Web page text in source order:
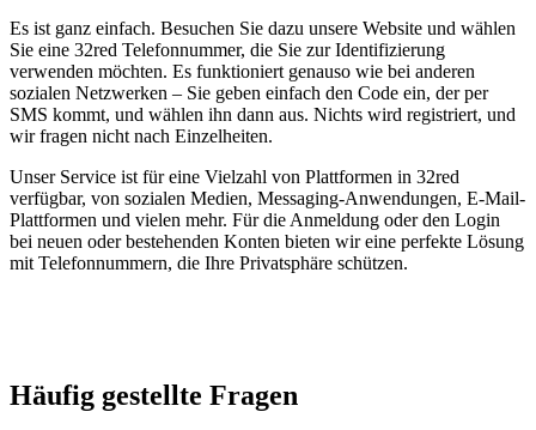
Es ist ganz einfach. Besuchen Sie dazu unsere Website und wählen
Sie eine 32red Telefonnummer, die Sie zur Identifizierung
verwenden möchten. Es funktioniert genauso wie bei anderen
sozialen Netzwerken – Sie geben einfach den Code ein, der per
SMS kommt, und wählen ihn dann aus. Nichts wird registriert, und
wir fragen nicht nach Einzelheiten.
Unser Service ist für eine Vielzahl von Plattformen in 32red
verfügbar, von sozialen Medien, Messaging-Anwendungen, E-Mail-
Plattformen und vielen mehr. Für die Anmeldung oder den Login
bei neuen oder bestehenden Konten bieten wir eine perfekte Lösung
mit Telefonnummern, die Ihre Privatsphäre schützen.
Häufig gestellte Fragen